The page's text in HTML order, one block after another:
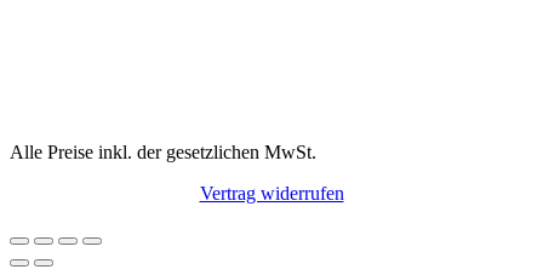
Alle Preise inkl. der gesetzlichen MwSt.
Vertrag widerrufen